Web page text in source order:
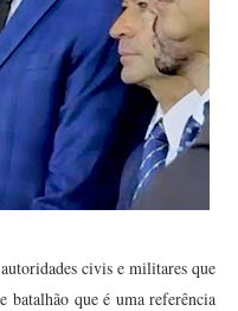
civis e militares que
batalhão que é uma referência